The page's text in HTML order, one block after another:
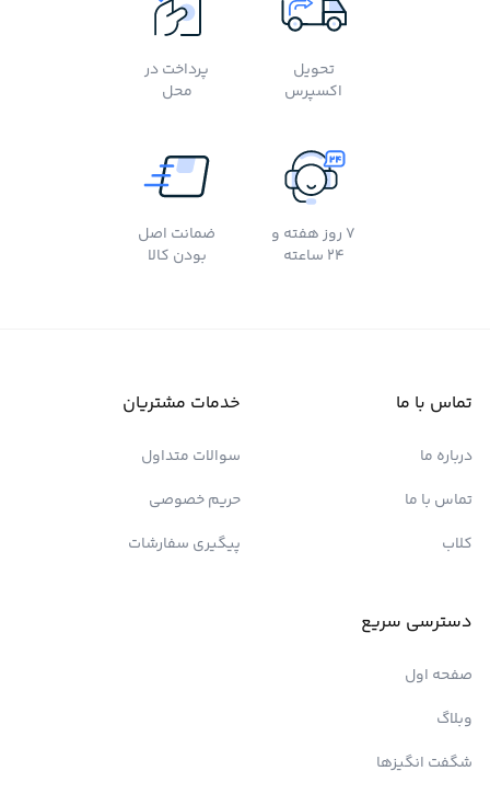
تحویل
اکسپرس
پرداخت در
محل
7 روز هفته و
24 ساعته
ضمانت اصل
بودن کالا
تماس با ما
درباره ما
تماس با ما
کلاب
خدمات مشتریان
سوالات متداول
حریم خصوصی
پیگیری سفارشات
دسترسی سریع
صفحه اول
وبلاگ
شگفت انگیزها